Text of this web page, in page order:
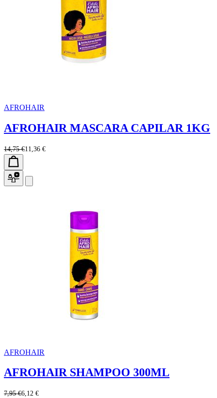
AFROHAIR
AFROHAIR MASCARA CAPILAR 1KG
14,75 €11,36 €
AFROHAIR
AFROHAIR SHAMPOO 300ML
7,95 €6,12 €